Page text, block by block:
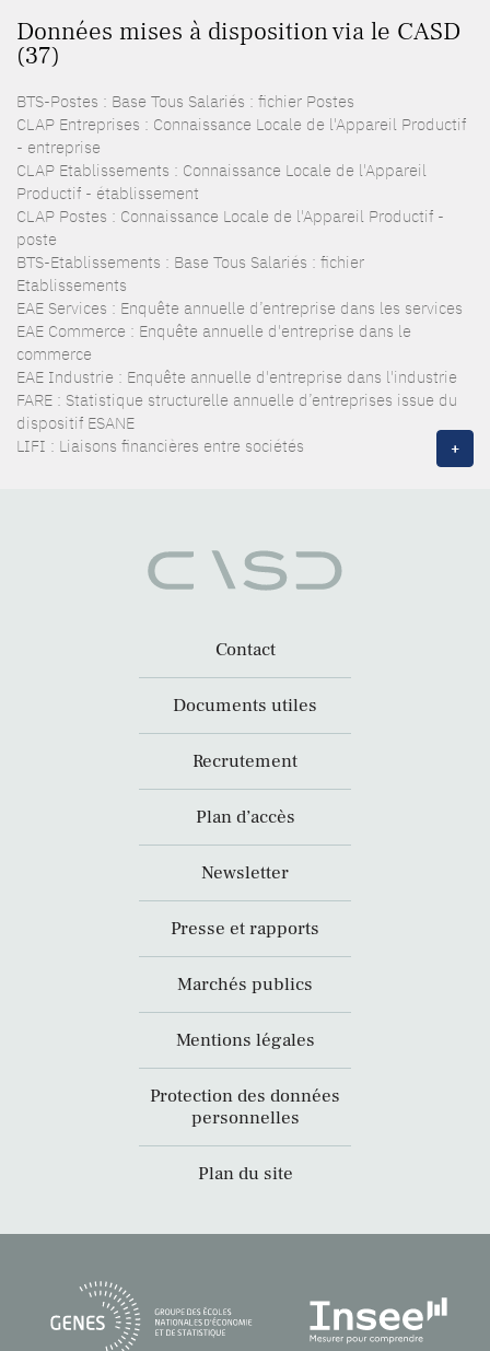
Données mises à disposition via le CASD
(37)
BTS-Postes : Base Tous Salariés : fichier Postes
CLAP Entreprises : Connaissance Locale de l'Appareil Productif
- entreprise
CLAP Etablissements : Connaissance Locale de l'Appareil
Productif - établissement
CLAP Postes : Connaissance Locale de l'Appareil Productif -
poste
BTS-Etablissements : Base Tous Salariés : fichier
Etablissements
EAE Services : Enquête annuelle d’entreprise dans les services
EAE Commerce : Enquête annuelle d'entreprise dans le
commerce
EAE Industrie : Enquête annuelle d'entreprise dans l'industrie
FARE : Statistique structurelle annuelle d’entreprises issue du
dispositif ESANE
LIFI : Liaisons financières entre sociétés
+
Contact
Documents utiles
Recrutement
Plan d’accès
Newsletter
Presse et rapports
Marchés publics
Mentions légales
Protection des données
personnelles
Plan du site